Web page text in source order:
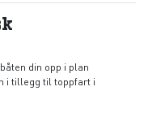
din opp i plan
i tillegg til toppfart i